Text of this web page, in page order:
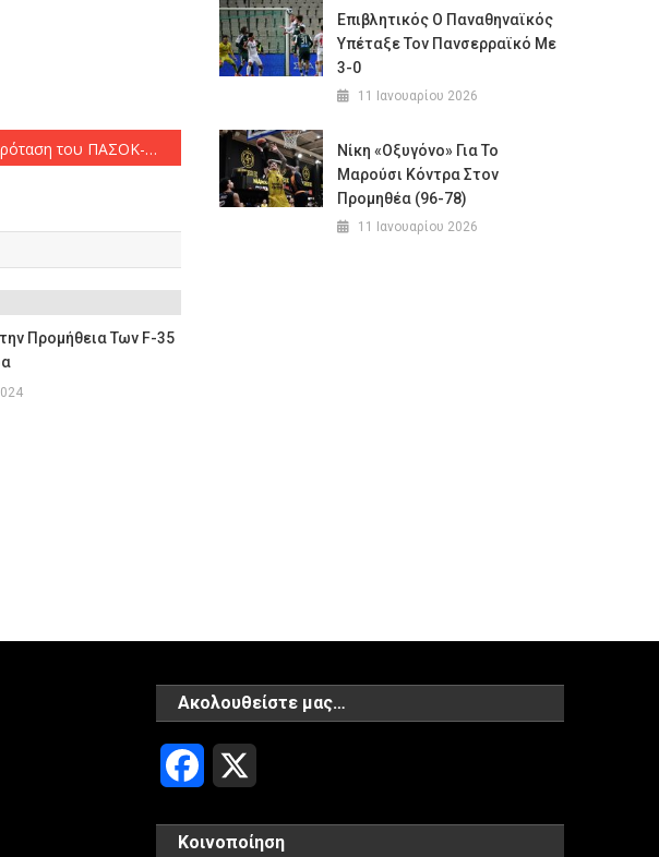
Η πρόταση του ΠΑΣΟΚ-ΚΙΝΑΛ για την Προεδρία της Δημοκρατίας στην αυριανή συνεδρίαση της ΚΟ
Προμήθεια Των F-35
Επιβλητικός Ο Παναθηναϊκός
Υπέταξε Τον Πανσερραϊκό Με
3-0
11 Ιανουαρίου 2026
Νίκη «οξυγόνο» Για Το
Μαρούσι Κόντρα Στον
Προμηθέα (96-78)
11 Ιανουαρίου 2026
Ακολουθείστε μας…
Facebook
Κοινοποίηση